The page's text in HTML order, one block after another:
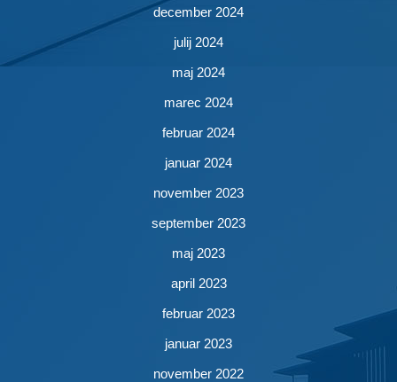
december 2024
julij 2024
maj 2024
marec 2024
februar 2024
januar 2024
november 2023
september 2023
maj 2023
april 2023
februar 2023
januar 2023
november 2022